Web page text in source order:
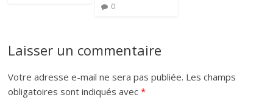
0
Laisser un commentaire
Votre adresse e-mail ne sera pas publiée. Les champs
obligatoires sont indiqués avec*